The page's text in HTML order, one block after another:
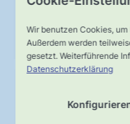
Wir benutzen Cookies,
Außerdem werden
gesetzt. Weiterführende
Datenschutzerklärung
Schnelle,